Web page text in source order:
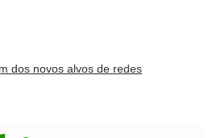
dos novos alvos de redes